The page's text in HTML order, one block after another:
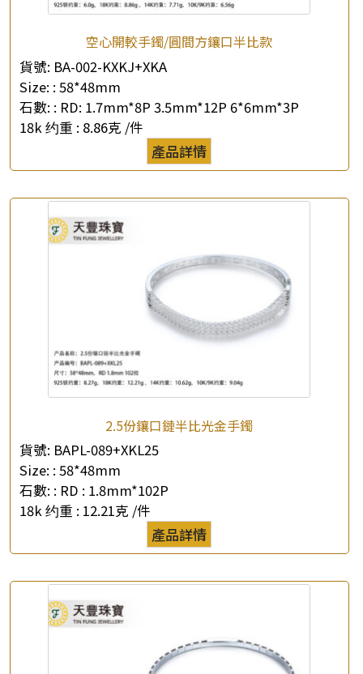
空心開較手鐲/圓間方鑲口半比款
貨號: BA-002-KXKJ+XKA
Size: : 58*48mm
石數: : RD: 1.7mm*8P 3.5mm*12P 6*6mm*3P
18k 约重 : 8.86克 /件
產品詳情
2.5份鑲口鏈半比光金手鐲
貨號: BAPL-089+XKL25
Size: : 58*48mm
石數: : RD : 1.8mm*102P
18k 约重 : 12.21克 /件
產品詳情